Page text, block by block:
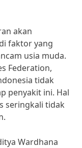
akan
faktor yang
usia muda.
Federation,
tidak
penyakit ini. Hal
seringkali tidak
Wardhana